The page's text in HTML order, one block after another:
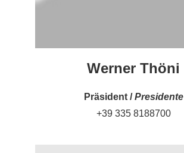
Werner Thöni
Präsident /Presidente
+39 335 8188700